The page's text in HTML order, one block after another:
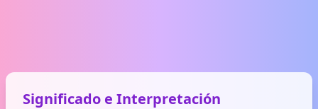
Significado e Interpretación